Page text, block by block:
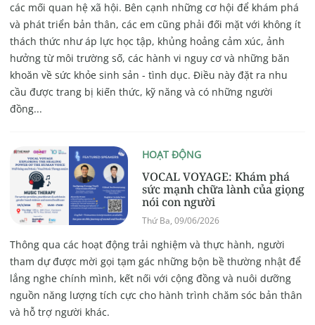
các mối quan hệ xã hội. Bên cạnh những cơ hội để khám phá
và phát triển bản thân, các em cũng phải đối mặt với không ít
thách thức như áp lực học tập, khủng hoảng cảm xúc, ảnh
hưởng từ môi trường số, các hành vi nguy cơ và những băn
khoăn về sức khỏe sinh sản - tình dục. Điều này đặt ra nhu
cầu được trang bị kiến thức, kỹ năng và có những người
đồng...
HOẠT ĐỘNG
VOCAL VOYAGE: Khám phá
sức mạnh chữa lành của giọng
nói con người
Thứ Ba, 09/06/2026
Thông qua các hoạt động trải nghiệm và thực hành, người
tham dự được mời gọi tạm gác những bộn bề thường nhật để
lắng nghe chính mình, kết nối với cộng đồng và nuôi dưỡng
nguồn năng lượng tích cực cho hành trình chăm sóc bản thân
và hỗ trợ người khác.